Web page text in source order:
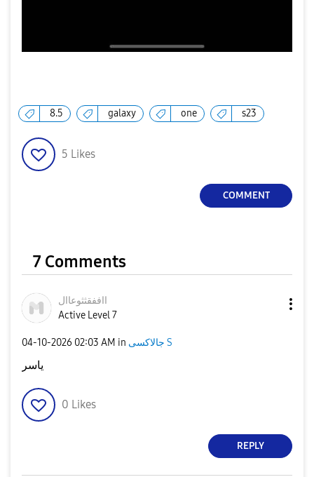
8.5 galaxy one s23
5 Likes
COMMENT
7 Comments
ااففقثثوعاال
Active Level 7
‎04-10-2026 02:03 AM in جالاكسى S
ياسر
0 Likes
REPLY